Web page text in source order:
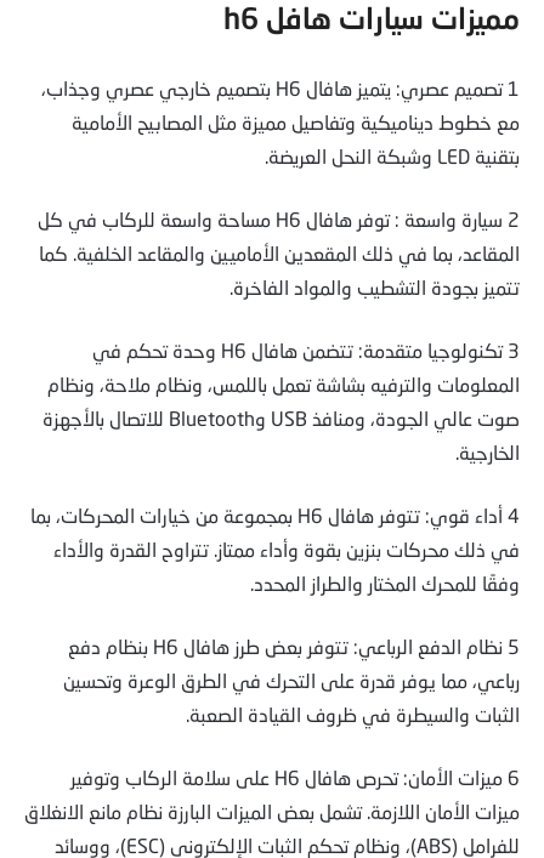
مميزات سيارات هافل h6
1 تصميم عصري: يتميز هافال H6 بتصميم خارجي عصري وجذاب،
مع خطوط ديناميكية وتفاصيل مميزة مثل المصابيح الأمامية
بتقنية LED وشبكة النحل العريضة.
2 سيارة واسعة : توفر هافال H6 مساحة واسعة للركاب في كل
المقاعد، بما في ذلك المقعدين الأماميين والمقاعد الخلفية. كما
تتميز بجودة التشطيب والمواد الفاخرة.
3 تكنولوجيا متقدمة: تتضمن هافال H6 وحدة تحكم في
المعلومات والترفيه بشاشة تعمل باللمس، ونظام ملاحة، ونظام
صوت عالي الجودة، ومنافذ USB وBluetooth للاتصال بالأجهزة
الخارجية.
4 أداء قوي: تتوفر هافال H6 بمجموعة من خيارات المحركات، بما
في ذلك محركات بنزين بقوة وأداء ممتاز. تتراوح القدرة والأداء
وفقًا للمحرك المختار والطراز المحدد.
5 نظام الدفع الرباعي: تتوفر بعض طرز هافال H6 بنظام دفع
رباعي، مما يوفر قدرة على التحرك في الطرق الوعرة وتحسين
الثبات والسيطرة في ظروف القيادة الصعبة.
6 ميزات الأمان: تحرص هافال H6 على سلامة الركاب وتوفير
ميزات الأمان اللازمة. تشمل بعض الميزات البارزة نظام مانع الانغلاق
للفرامل (ABS)، ونظام تحكم الثبات الإلكتروني (ESC)، ووسائد